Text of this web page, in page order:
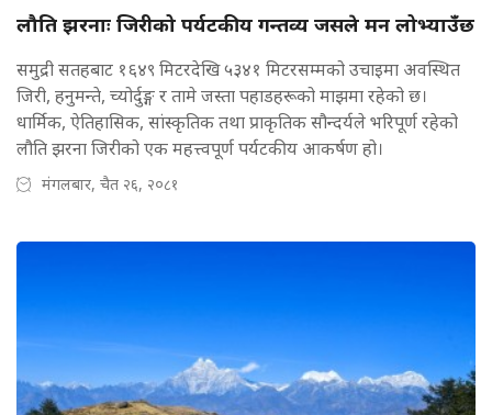
लौति झरनाः जिरीको पर्यटकीय गन्तव्य जसले मन लोभ्याउँछ
समुद्री सतहबाट १६४९ मिटरदेखि ५३४१ मिटरसम्मको उचाइमा अवस्थित
जिरी, हनुमन्ते, च्योर्दुङ्ग र तामे जस्ता पहाडहरूको माझमा रहेको छ।
धार्मिक, ऐतिहासिक, सांस्कृतिक तथा प्राकृतिक सौन्दर्यले भरिपूर्ण रहेको
लौति झरना जिरीको एक महत्त्वपूर्ण पर्यटकीय आकर्षण हो।
मंगलबार, चैत २६, २०८१